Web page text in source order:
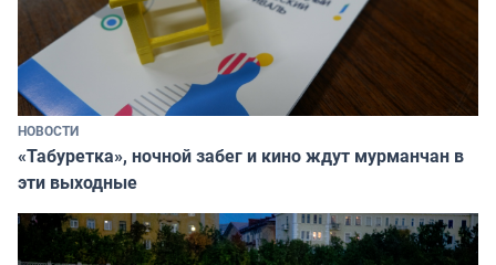
НОВОСТИ
«Табуретка», ночной забег и кино ждут мурманчан в
эти выходные